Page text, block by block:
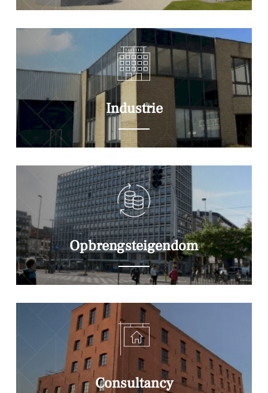
Industrie
Opbrengsteigendom
Consultancy